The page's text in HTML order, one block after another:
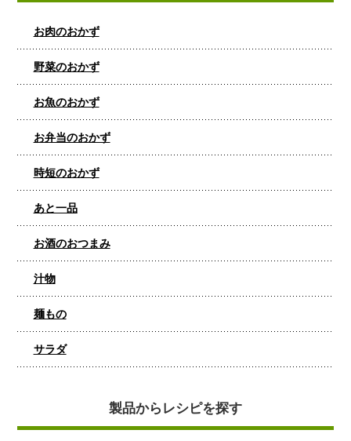
お肉のおかず
野菜のおかず
お魚のおかず
お弁当のおかず
時短のおかず
あと一品
お酒のおつまみ
汁物
麺もの
サラダ
製品からレシピを探す